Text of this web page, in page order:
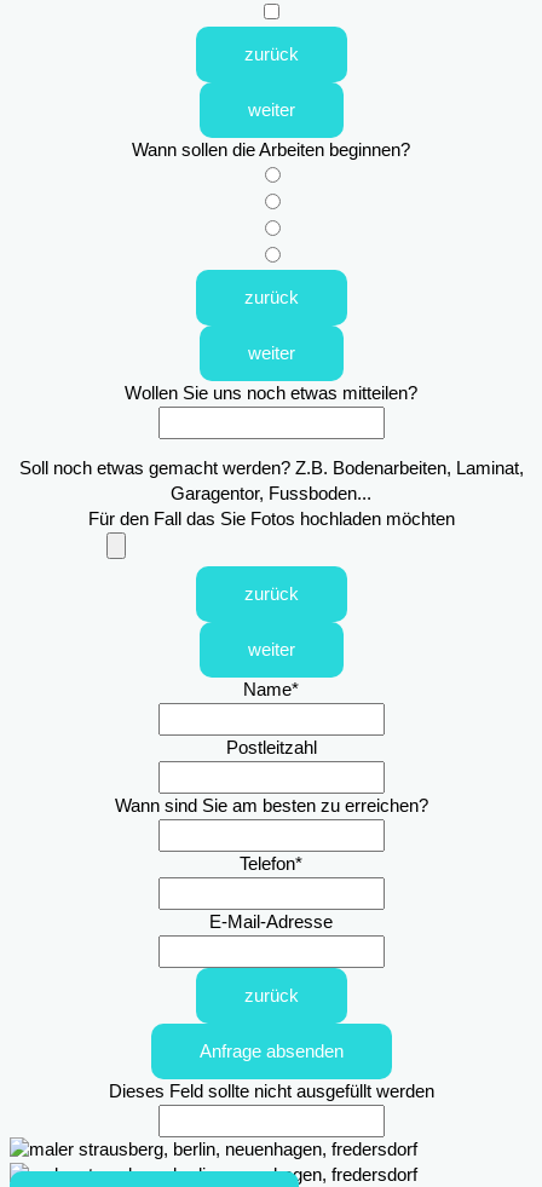
zurück
weiter
Wann sollen die Arbeiten beginnen?
zurück
weiter
Wollen Sie uns noch etwas mitteilen?
Soll noch etwas gemacht werden? Z.B. Bodenarbeiten, Laminat,
Garagentor, Fussboden...
Für den Fall das Sie Fotos hochladen möchten
zurück
weiter
Name*
Postleitzahl
Wann sind Sie am besten zu erreichen?
Telefon*
E-Mail-Adresse
zurück
Anfrage absenden
Dieses Feld sollte nicht ausgefüllt werden